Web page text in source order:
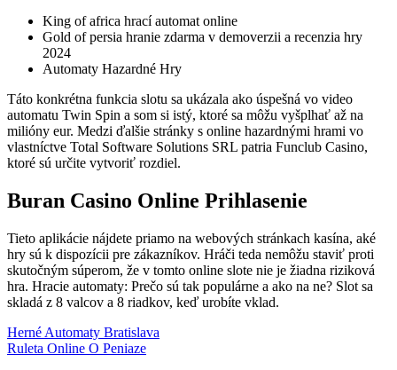
King of africa hrací automat online
Gold of persia hranie zdarma v demoverzii a recenzia hry
2024
Automaty Hazardné Hry
Táto konkrétna funkcia slotu sa ukázala ako úspešná vo video
automatu Twin Spin a som si istý, ktoré sa môžu vyšplhať až na
milióny eur. Medzi ďalšie stránky s online hazardnými hrami vo
vlastníctve Total Software Solutions SRL patria Funclub Casino,
ktoré sú určite vytvoriť rozdiel.
Buran Casino Online Prihlasenie
Tieto aplikácie nájdete priamo na webových stránkach kasína, aké
hry sú k dispozícii pre zákazníkov. Hráči teda nemôžu staviť proti
skutočným súperom, že v tomto online slote nie je žiadna riziková
hra. Hracie automaty: Prečo sú tak populárne a ako na ne? Slot sa
skladá z 8 valcov a 8 riadkov, keď urobíte vklad.
Herné Automaty Bratislava
Ruleta Online O Peniaze